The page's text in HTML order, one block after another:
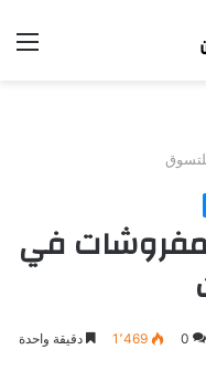
المفروشات في
0 1٬469 دقيقة واحدة